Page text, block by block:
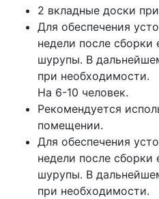
2 вкладные доски
Для обеспечения
недели после сборки
шурупы. В
при необходимости.
На 6-10 человек.
Рекомендуется
помещении.
Для обеспечения
недели после сборки
шурупы. В
при необходимости.